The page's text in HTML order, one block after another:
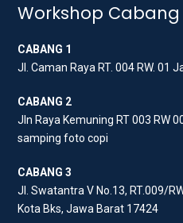
t
r
b
o
k
a
a
Workshop Cabang
CABANG 1
Jl. Caman Raya RT. 004 RW. 01
CABANG 2
Jln Raya Kemuning RT 003 RW
samping foto copi
CABANG 3
Jl. Swatantra V No.13, RT.009/
Kota Bks, Jawa Barat 17424